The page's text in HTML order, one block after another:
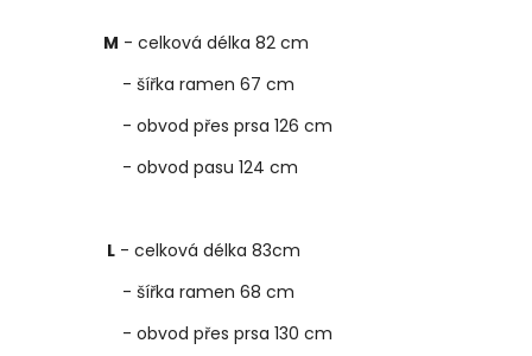
M - celková délka 82 cm
- šířka ramen 67 cm
- obvod přes prsa 126 cm
- obvod pasu 124 cm
L - celková délka 83cm
- šířka ramen 68 cm
- obvod přes prsa 130 cm